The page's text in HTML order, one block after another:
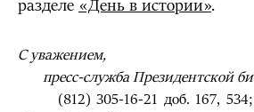
разделе «День в истории».
С уважением,
пресс-служба Президентской
(812) 305-16-21 доб. 167,